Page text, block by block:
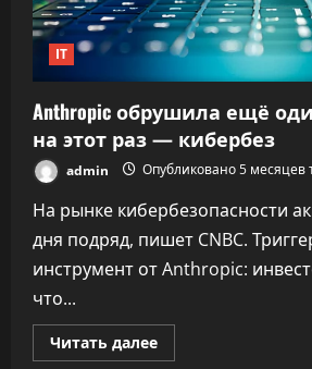
IT
Anthropic обрушила ещё
на этот раз — кибербез
admin Опубликовано 5 месяцев
На рынке кибербезопасности
дня подряд, пишет CNBC.
инструмент от Anthropic:
что...
Читать далееПрочитать
больше